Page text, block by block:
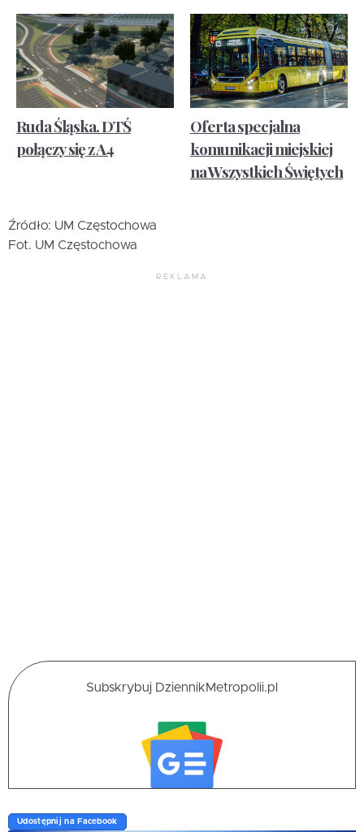
Ruda Śląska. DTŚ
połączy się z A4
Oferta specjalna
komunikacji miejskiej
na Wszystkich Świętych
Źródło: UM Częstochowa
Fot. UM Częstochowa
REKLAMA
Subskrybuj DziennikMetropolii.pl
Udostępnij na Facebook